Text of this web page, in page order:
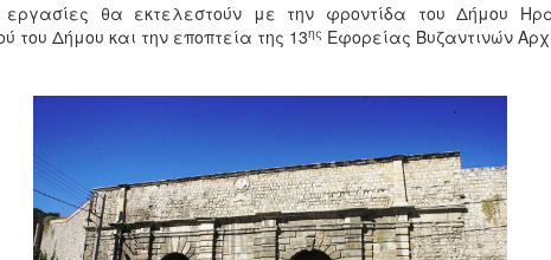
θα εκτελεστούν με την φροντίδα του Δήμου
του Δήμου και την εποπτεία της 13ης Εφορείας Βυζαντινών